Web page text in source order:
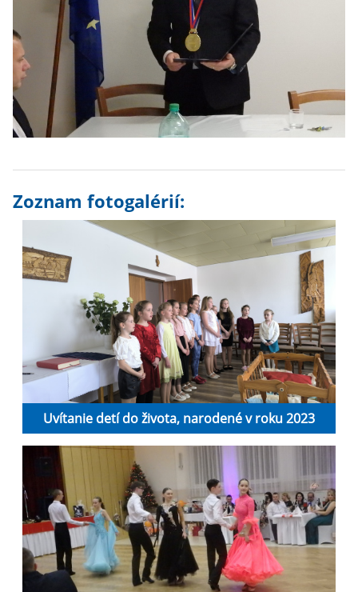
Zoznam fotogalérií:
Uvítanie detí do života, narodené v roku 2023